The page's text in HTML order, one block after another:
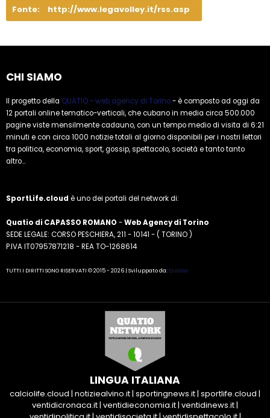
Fonte: http://www.legavolley.it/rss.asp
CHI SIAMO
Il progetto della QUATIO - web agency di Torino- è composto ad oggi da
12 portali online tematico-verticali, che cubano in media circa 500.000
pagine viste mensilmente cadauno, con un tempo medio di visita di 6:21
minuti e con circa 1000 notizie totali al giorno disponibili per i nostri lettori
tra politica, economia, sport, gossip, spettacolo, società e tanto tanto
altro...
SportLife.cloud è uno dei portali del network di:
Quatio di CAPASSO ROMANO -Web Agency di Torino
SEDE LEGALE: CORSO PESCHIERA, 211 - 10141 - ( TORINO )
P.IVA IT07957871218 - REA TO-1268614
TUTTI I DIRITTI SONO RISERVATI © 2015 - 2026 | Sviluppato da:Quatio
LINGUA ITALIANA
calciolife.cloud | notiziealvino.it| sportingnews.it| sportlife.cloud |
ventidicronaca.it| ventidieconomia.it| ventidinews.it|